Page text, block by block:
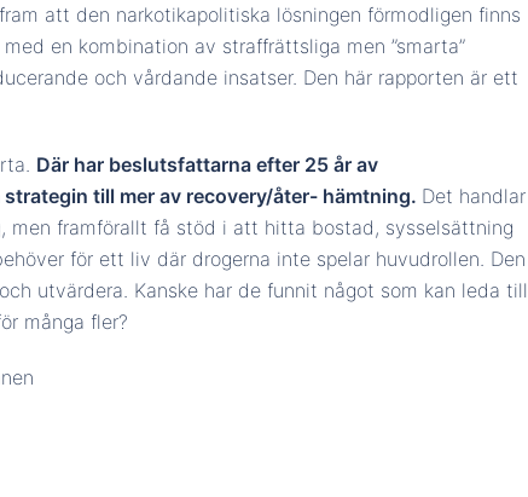
att den narkotikapolitiska lösningen förmodligen finns
en kombination av straffrättsliga men ”smarta”
och vårdande insatser. Den här rapporten är ett
Där har beslutsfattarna efter 25 år av
till mer av recovery/åter- hämtning. Det handlar
men framförallt få stöd i att hitta bostad, sysselsättning
för ett liv där drogerna inte spelar huvudrollen. Den
utvärdera. Kanske har de funnit något som kan leda till
många fler?